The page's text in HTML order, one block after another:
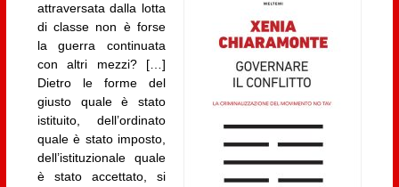
attraversata dalla lotta
di classe non è forse
la guerra continuata
con altri mezzi? […]
Dietro le forme del
giusto quale è stato
istituito, dell’ordinato
quale è stato imposto,
dell’istituzionale quale
è stato accettato, si